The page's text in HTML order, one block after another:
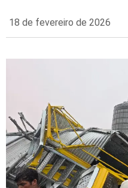
18 de fevereiro de 2026